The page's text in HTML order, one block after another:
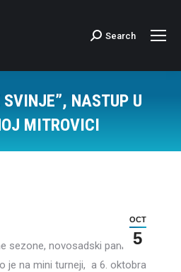
Search:
Search
SVINJE”, NASTUP U
MITROVICI
OCT
5
sezone, novosadski pank/rok
je na mini turneji, a 6. oktobra